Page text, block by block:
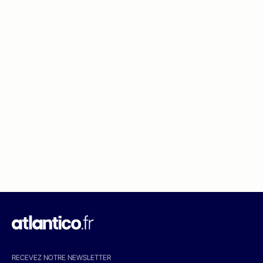
RECEVEZ NOTRE NEWSLETTER